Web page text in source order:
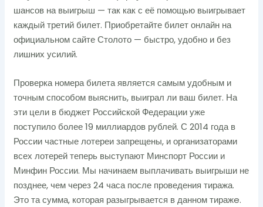
шансов на выигрыш — так как с её помощью выигрывает
каждый третий билет. Приобретайте билет онлайн на
официальном сайте Столото — быстро, удобно и без
лишних усилий.
Проверка номера билета является самым удобным и
точным способом выяснить, выиграл ли ваш билет. На
эти цели в бюджет Российской Федерации уже
поступило более 19 миллиардов рублей. С 2014 года в
России частные лотереи запрещены, и организаторами
всех лотерей теперь выступают Минспорт России и
Минфин России. Мы начинаем выплачивать выигрыши не
позднее, чем через 24 часа после проведения тиража.
Это та сумма, которая разыгрывается в данном тиражe.